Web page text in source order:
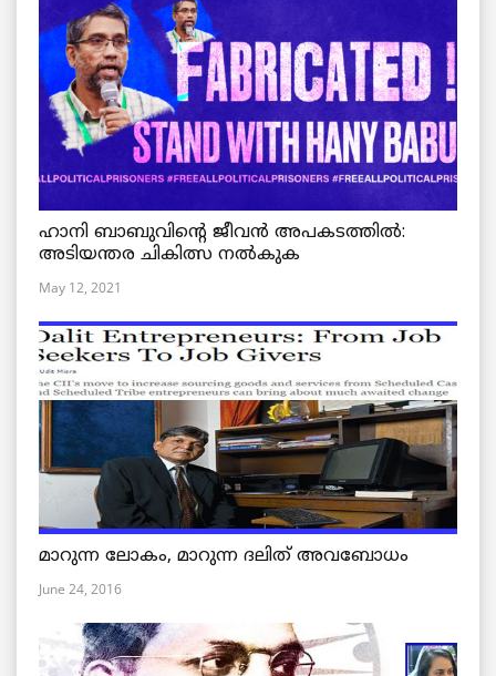
ഹാനി ബാബുവിന്റെ ജീവൻ അപകടത്തിൽ:
അടിയന്തര ചികിത്സ നൽകുക
May 12, 2021
മാറുന്ന ലോകം, മാറുന്ന ദലിത് അവബോധം
June 24, 2016